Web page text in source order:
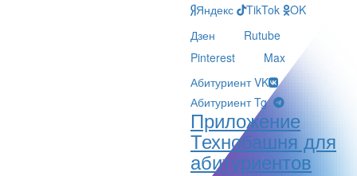
Яндекс
TikTok
OK
Дзен
Rutube
Pinterest
Max
Абитуриент VK
Абитуриент Tg
Приложение
Технобашня для
абитуриентов